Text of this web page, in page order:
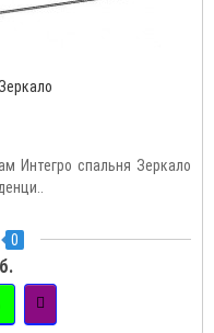
Интегро спальня Зеркало
0